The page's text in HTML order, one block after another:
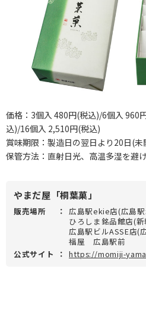
価格：3個入 480円(税込)/6個入 960
込)/16個入 2,510円(税込)
賞味期限：製造日の翌日より20日(未
保管方法：直射日光、高温多湿を避
やまだ屋「桐葉菓」
販売場所 ： 広島駅ekie店(広島
ひろしま銘品館店(
広島駅ビルASSE店(
福屋 広島駅前
公式サイト
： https://momiji-